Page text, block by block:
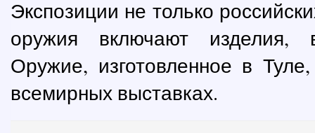
Экспозиции не только
оружия включают изделия,
Оружие, изготовленное в
всемирных выставках.